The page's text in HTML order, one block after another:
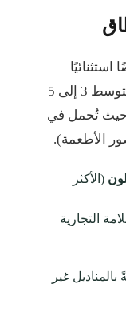
للعلامة التجارية بفضل تكرار استخدامها (بمتوسط 3 إلى 5
(حيث تُحمل في
الأطعمة).
(الأكثر
بالمناديل غير